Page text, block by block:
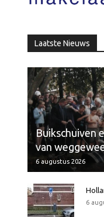
Laatste Nieuws
Buikschuiven
van
6 augustus 2026
6